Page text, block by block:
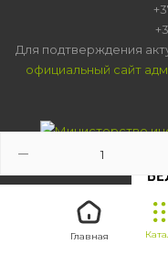
Главная
Для подтверждения
официальный сайт